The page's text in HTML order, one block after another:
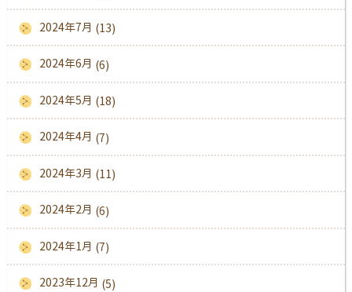
2024年7月 (13)
2024年6月 (6)
2024年5月 (18)
2024年4月 (7)
2024年3月 (11)
2024年2月 (6)
2024年1月 (7)
2023年12月 (5)